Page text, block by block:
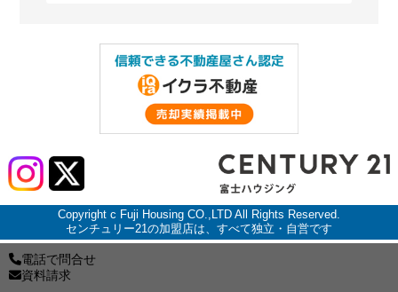
Copyright c Fuji Housing CO.,LTD All Rights Reserved.
センチュリー21の加盟店は、すべて独立・自営です
電話で問合せ
資料請求